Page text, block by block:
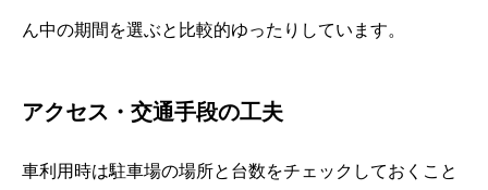
ん中の期間を選ぶと比較的ゆったりしています。
アクセス・交通手段の工夫
車利用時は駐車場の場所と台数をチェックしておくこと